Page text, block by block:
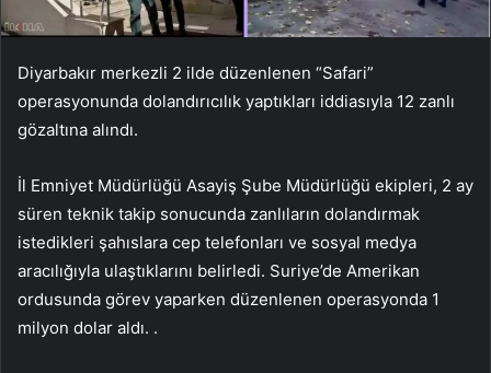
Diyarbakır merkezli 2 ilde düzenlenen “Safari”
operasyonunda dolandırıcılık yaptıkları iddiasıyla 12 zanlı
gözaltına alındı.
İl Emniyet Müdürlüğü Asayiş Şube Müdürlüğü ekipleri, 2 ay
süren teknik takip sonucunda zanlıların dolandırmak
istedikleri şahıslara cep telefonları ve sosyal medya
aracılığıyla ulaştıklarını belirledi. Suriye’de Amerikan
ordusunda görev yaparken düzenlenen operasyonda 1
milyon dolar aldı. .